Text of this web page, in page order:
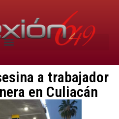
a trabajador
en Culiacán